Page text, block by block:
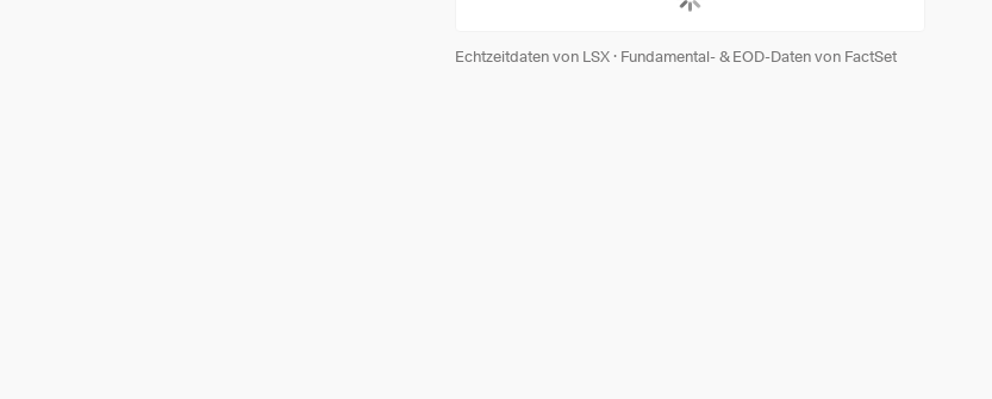
Echtzeitdaten von LSX· Fundamental- & EOD-Daten von FactSet